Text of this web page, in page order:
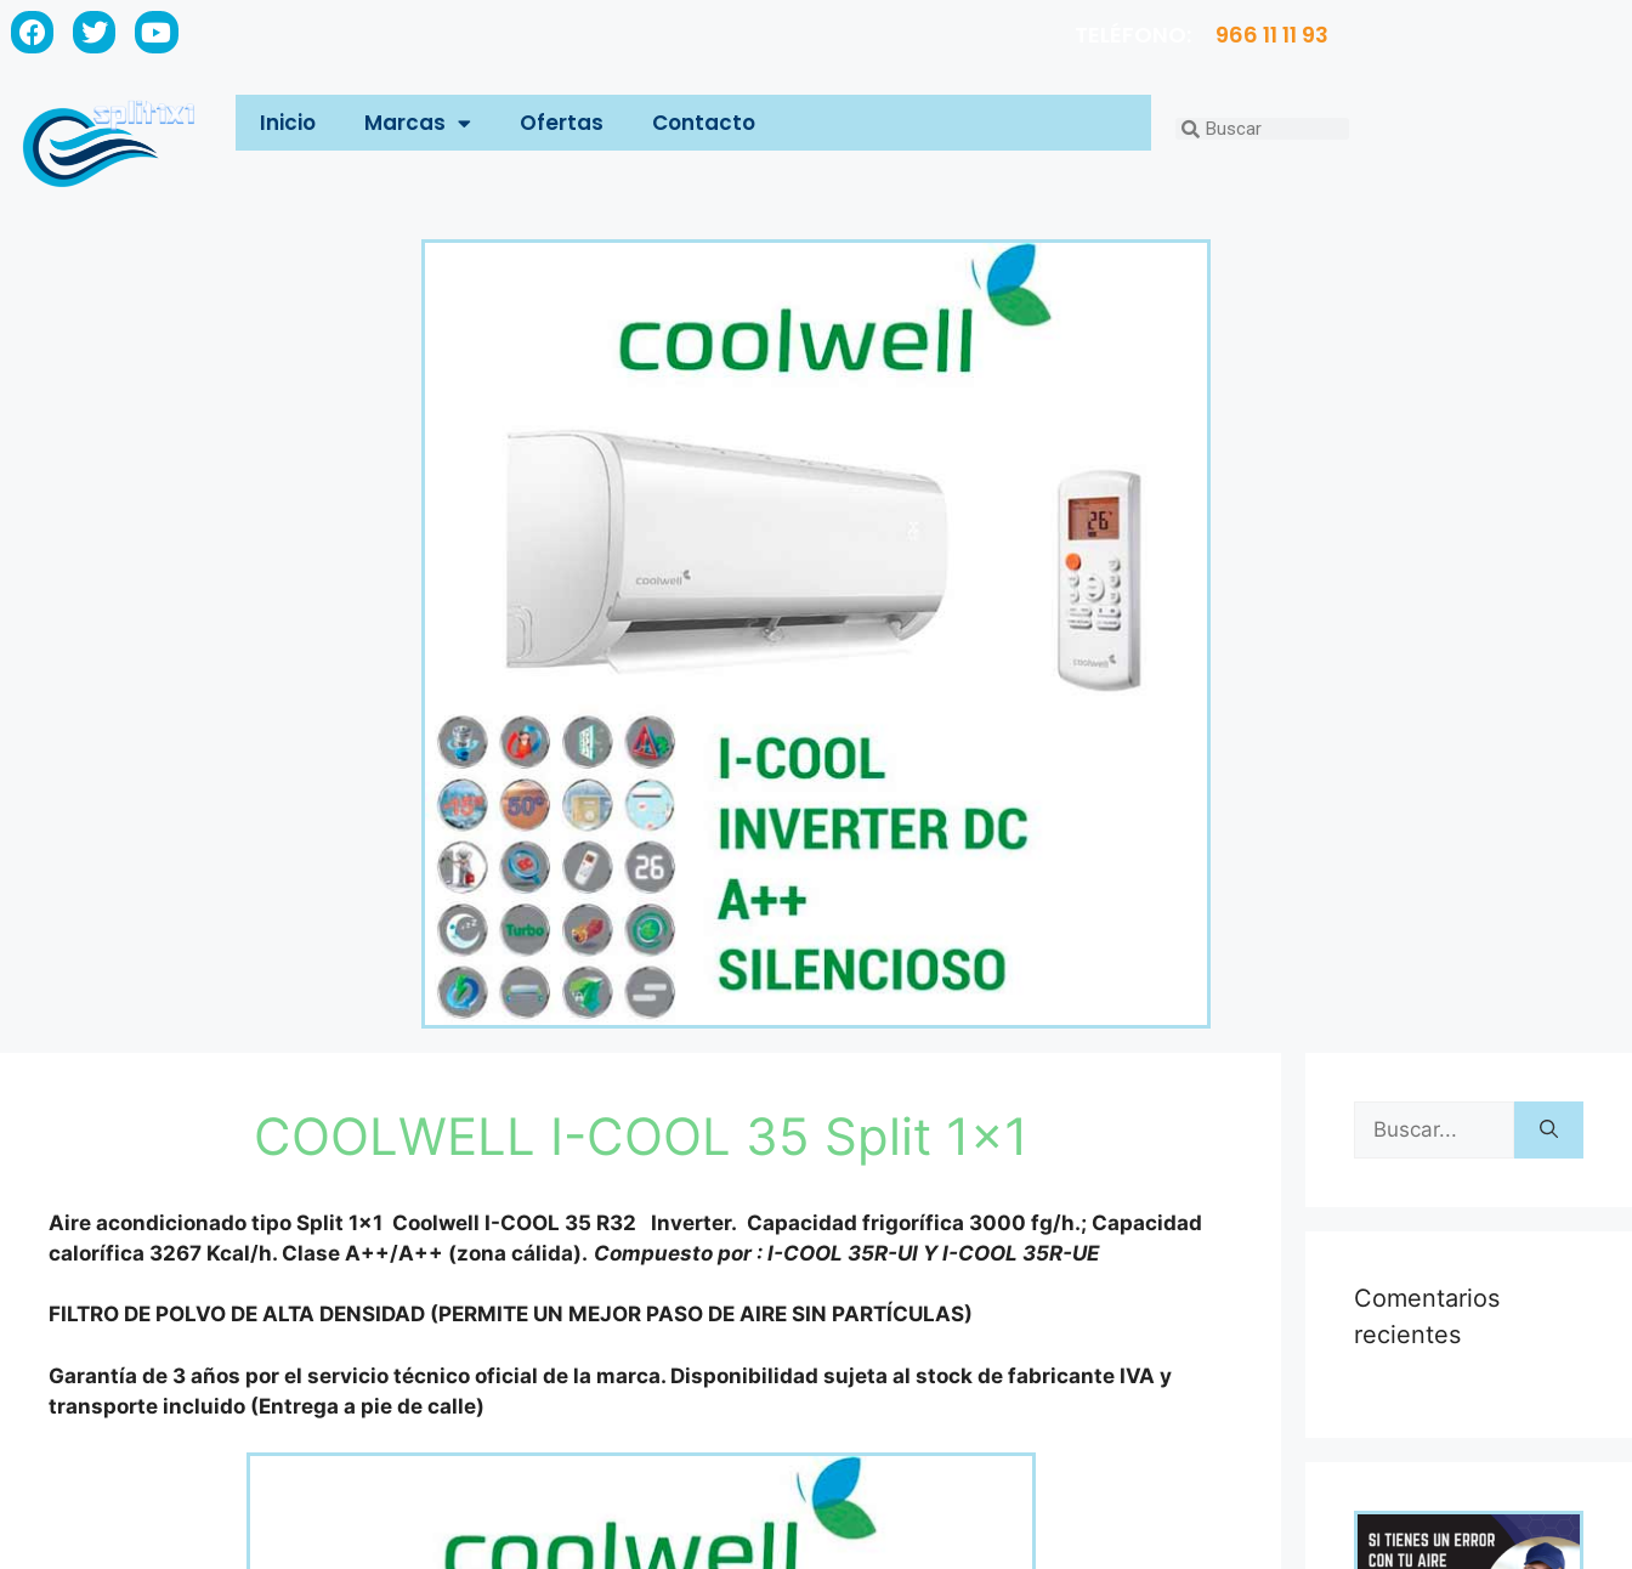
966 11 11 93
Inicio Marcas Ofertas Contacto
COOLWELL I-COOL 35 Split 1×1
Aire acondicionado tipo Split 1×1 Coolwell I-COOL 35 R32 Inverter. Capacidad frigorífica 3000 fg/h.; Capacidad
calorífica 3267 Kcal/h. Clase A++/A++ (zona cálida). Compuesto por : I-COOL 35R-UI Y I-COOL 35R-UE
FILTRO DE POLVO DE ALTA DENSIDAD (PERMITE UN MEJOR PASO DE AIRE SIN PARTÍCULAS)
Garantía de 3 años por el servicio técnico oficial de la marca. Disponibilidad sujeta al stock de fabricante IVA y
transporte incluido (Entrega a pie de calle)
Comentarios
recientes